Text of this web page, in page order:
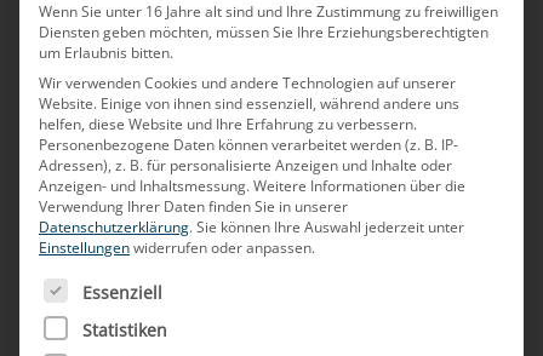
Messen und
Kongresse:
Persönlicher
Kontakt – direkte
Wenn Sie unter 16 Jahre alt sind und Ihre Zustimmung zu freiwilligen
Diensten geben möchten, müssen Sie Ihre Erziehungsberechtigten
um Erlaubnis bitten.
Wir verwenden Cookies und andere Technologien auf unserer
Website. Einige von ihnen sind essenziell, während andere uns
helfen, diese Website und Ihre Erfahrung zu verbessern.
Personenbezogene Daten können verarbeitet werden (z. B. IP-
Adressen), z. B. für personalisierte Anzeigen und Inhalte oder
Anzeigen- und Inhaltsmessung.Weitere Informationen über die
Verwendung Ihrer Daten finden Sie in unserer
Datenschutzerklärung.Sie können Ihre Auswahl jederzeit unter
Einstellungenwiderrufen oder anpassen.
ES FOLGT EINE LISTE DER SERVICE-GRUPPEN, FÜR
Essenziell
Statistiken